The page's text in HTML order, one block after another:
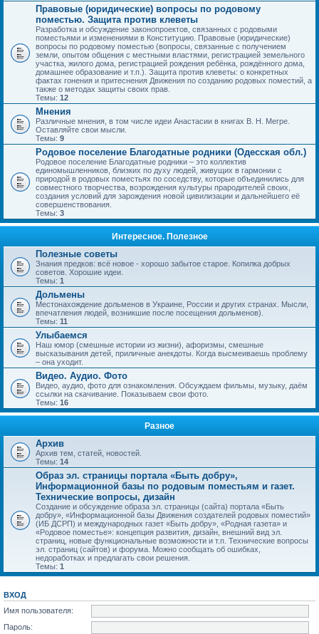
Правовые (юридические) вопросы по родовому
поместью. Защита против клеветы
Разработка и обсуждение законопроектов, связанных с родовыми
поместьями и изменениями в Конституцию. Правовые (юридические)
вопросы по родовому поместью (вопросы, связанные с получением
земли, опытом общения с местными властями, регистрацией земельного
участка, жилого дома, регистрацией рождения ребёнка, рождённого дома,
домашнее образование и т.п.). Защита против клеветы: о конкретных
фактах гонения и притеснения Движения по созданию родовых поместий, а
также о методах защиты своих прав.
Темы: 12
Мнения
Различные мнения, в том числе идеи Анастасии в книгах В. Н. Мегре.
Оставляйте свои мысли.
Темы: 9
Родовое поселение Благодатные родники (Одесская обл.)
Родовое поселение Благодатные родники – это коллектив
единомышленников, близких по духу людей, живущих в гармонии с
природой в родовых поместьях по соседству, которые объединились для
совместного творчества, возрождения культуры прародителей своих,
создания условий для зарождения новой цивилизации и дальнейшего её
совершенствования.
Темы: 3
Интересное. Полезное
Полезные советы
Знания предков: всё новое - хорошо забытое старое. Копилка добрых
советов. Хорошие идеи.
Темы: 1
Дольмены
Местонахождение дольменов в Украине, России и других странах. Мысли,
впечатления людей, возникшие после посещения дольменов).
Темы: 11
Улыбаемся
Наш юмор (смешные истории из жизни), афоризмы, смешные
высказывания детей, приличные анекдоты. Когда высмеиваешь проблему
– она уходит.
Видео. Аудио. Фото
Видео, аудио, фото для ознакомления. Обсуждаем фильмы, музыку, даём
ссылки на скачивание. Показываем свои фото.
Темы: 16
Разное
Архив
Архив тем, статей, новостей.
Темы: 14
Образ эл. страницы портала «Быть добру»,
Информационной базы по родовым поместьям и газет.
Технические вопросы, дизайн
Создание и обсуждение образа эл. страницы (сайта) портала «Быть
добру», «Информационной базы Движения создателей родовых поместий»
(ИБ ДСРП) и международных газет «Быть добру», «Родная газета» и
«Родовое поместье»: концепция развития, дизайн, внешний вид эл.
страниц, новые функциональные возможности и т.п. Технические вопросы
эл. страниц (сайтов) и форума. Можно сообщать об ошибках,
недоработках и предлагать свои решения.
Темы: 1
ВХОД
Имя пользователя:
Пароль: